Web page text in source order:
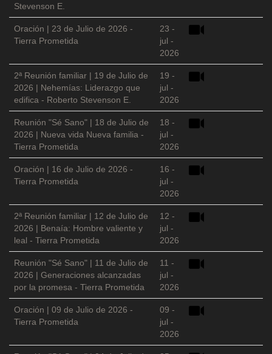
Stevenson E.
Oración | 23 de Julio de 2026 -
Tierra Prometida
23 -
jul -
2026
2ª Reunión familiar | 19 de Julio de
2026 | Nehemías: Liderazgo que
edifica - Roberto Stevenson E.
19 -
jul -
2026
Reunión "Sé Sano" | 18 de Julio de
2026 | Nueva vida Nueva familia -
Tierra Prometida
18 -
jul -
2026
Oración | 16 de Julio de 2026 -
Tierra Prometida
16 -
jul -
2026
2ª Reunión familiar | 12 de Julio de
2026 | Benaía: Hombre valiente y
leal - Tierra Prometida
12 -
jul -
2026
Reunión "Sé Sano" | 11 de Julio de
2026 | Generaciones alcanzadas
por la promesa - Tierra Prometida
11 -
jul -
2026
Oración | 09 de Julio de 2026 -
Tierra Prometida
09 -
jul -
2026